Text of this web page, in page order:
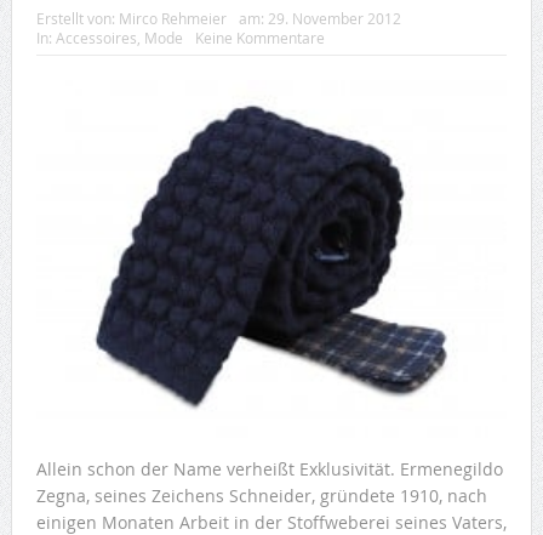
Erstellt von: Mirco Rehmeier am: 29. November 2012
In: Accessoires Mode Keine Kommentare
Allein schon der Name verheißt Exklusivität. Ermenegildo
Zegna, seines Zeichens Schneider, gründete 1910, nach
einigen Monaten Arbeit in der Stoffweberei seines Vaters,